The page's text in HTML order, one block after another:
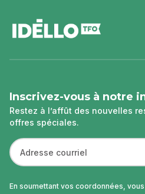
de
page
Inscrivez-vous à notre
Restez à l’affût des nouvelles
offres spéciales.
En soumettant vos coordonnées,